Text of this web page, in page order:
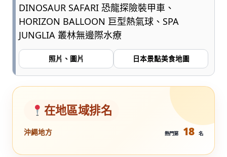
DINOSAUR SAFARI 恐龍探險裝甲車、
HORIZON BALLOON 巨型熱氣球、SPA
JUNGLIA 叢林無邊際水療
照片、圖片 日本景點美食地圖
在地區域排名
沖繩地方 熱門第 18 名